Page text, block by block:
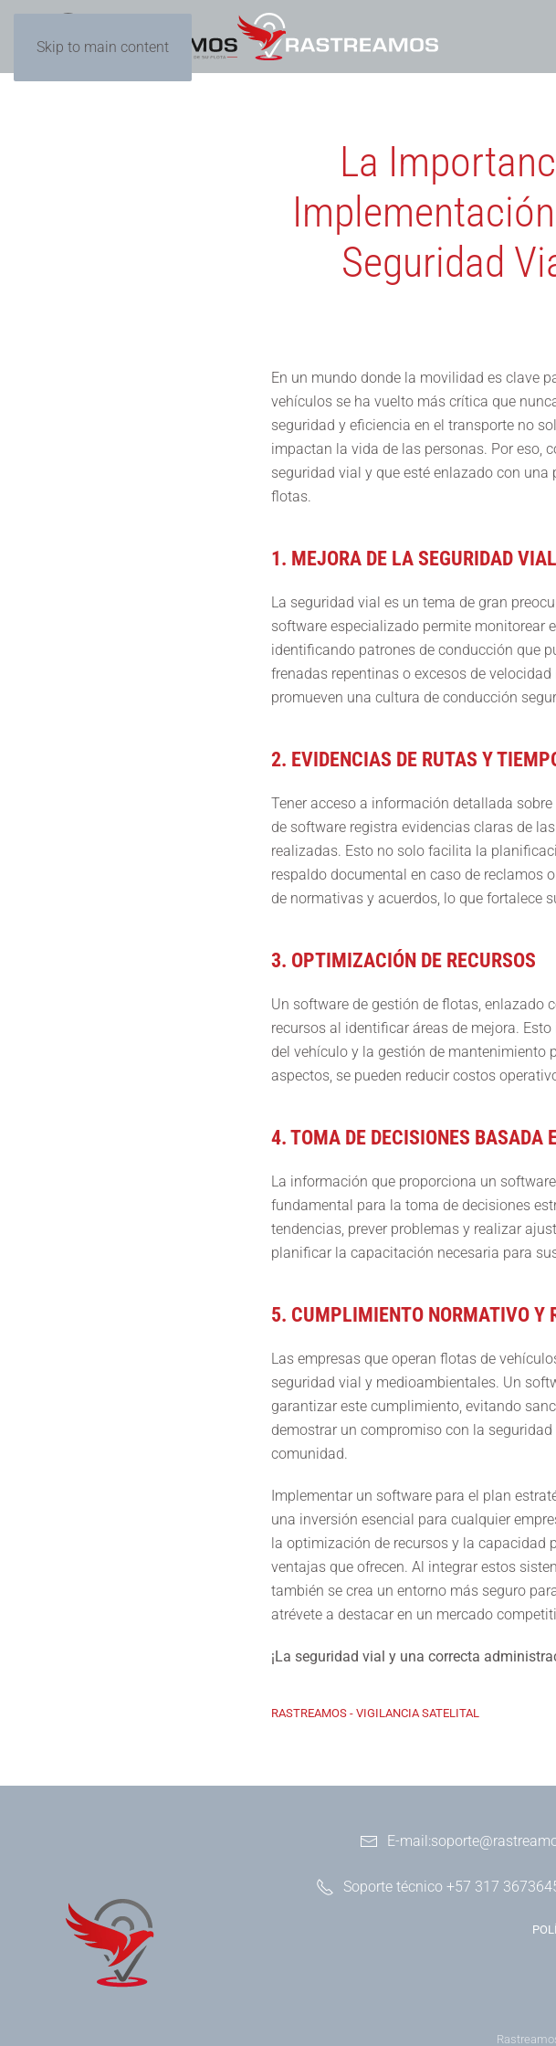
Skip to main content
La
Seguridad
En un mundo donde la movilidad es clave
vehículos se ha vuelto más crítica que
seguridad y eficiencia en el transporte no
impactan la vida de las personas. Por eso,
seguridad vial y que esté enlazado con
flotas.
1. MEJORA DE LA SEGURIDAD VIAL
La seguridad vial es un tema de gran
software especializado permite monitorear
identificando patrones de conducción que
frenadas repentinas o excesos de
promueven una cultura de conducción
2. EVIDENCIAS DE RUTAS Y
Tener acceso a información detallada
de software registra evidencias claras de
realizadas. Esto no solo facilita la
respaldo documental en caso de reclamos
de normativas y acuerdos, lo que fortalece
3. OPTIMIZACIÓN DE RECURSOS
Un software de gestión de flotas, enlazado
recursos al identificar áreas de mejora.
del vehículo y la gestión de mantenimiento
aspectos, se pueden reducir costos
4. TOMA DE DECISIONES BASADA
La información que proporciona un
fundamental para la toma de decisiones
tendencias, prever problemas y realizar
planificar la capacitación necesaria para
5. CUMPLIMIENTO NORMATIVO Y
Las empresas que operan flotas de
seguridad vial y medioambientales. Un
garantizar este cumplimiento, evitando
demostrar un compromiso con la
comunidad.
Implementar un software para el plan
una inversión esencial para cualquier
la optimización de recursos y la capacidad
ventajas que ofrecen. Al integrar estos
también se crea un entorno más seguro
atrévete a destacar en un mercado
¡La seguridad vial y una correcta
RASTREAMOS - VIGILANCIA SATELITAL
E-mail:
Soporte técnico +57 317